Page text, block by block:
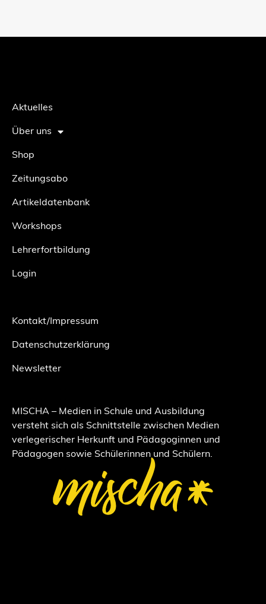
Aktuelles
Über uns
Shop
Zeitungsabo
Artikeldatenbank
Workshops
Lehrerfortbildung
Login
Kontakt/Impressum
Datenschutzerklärung
Newsletter
MISCHA – Medien in Schule und Ausbildung
versteht sich als Schnittstelle zwischen Medien
verlegerischer Herkunft und Pädagoginnen und
Pädagogen sowie Schülerinnen und Schülern.